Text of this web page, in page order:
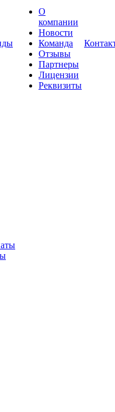
О
компании
Новости
Команда
Отзывы
Партнеры
Лицензии
Реквизиты